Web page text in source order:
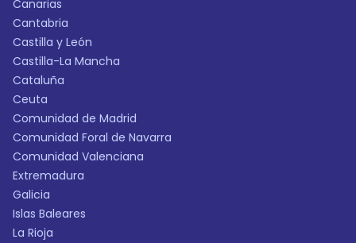
Canarias
Cantabria
Castilla y León
Castilla-La Mancha
Cataluña
Ceuta
Comunidad de Madrid
Comunidad Foral de Navarra
Comunidad Valenciana
Extremadura
Galicia
Islas Baleares
La Rioja